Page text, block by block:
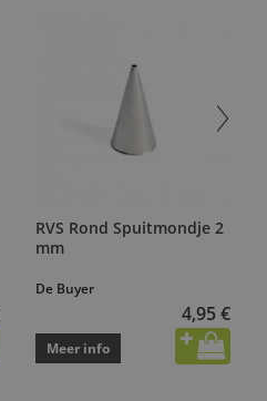
RVS Rond Spuitmondje 2
mm
De Buyer
4,95 €
Meer info